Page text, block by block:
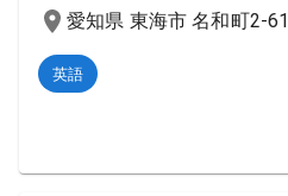
愛知県 東海市 名和町2-61
英語